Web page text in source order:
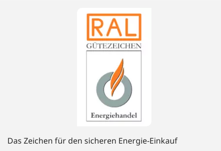
Das Zeichen für den sicheren Energie-Einkauf